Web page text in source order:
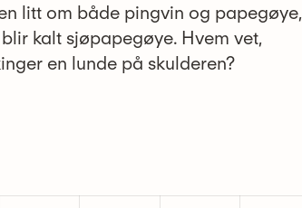
litt om både pingvin og papegøye,
kalt sjøpapegøye. Hvem vet,
en lunde på skulderen?